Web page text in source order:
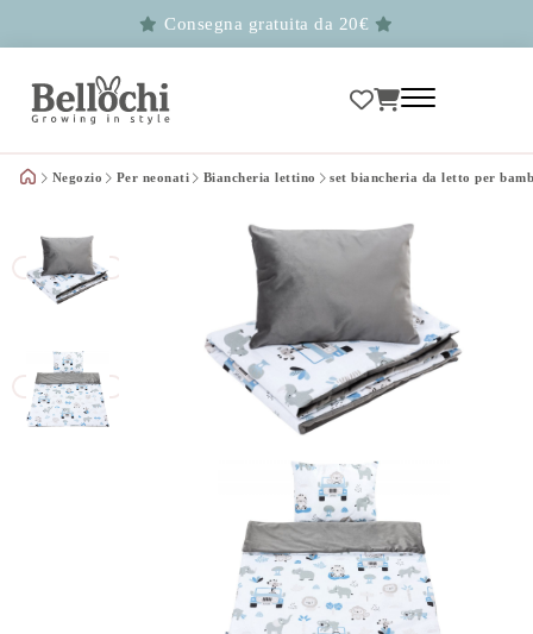
Consegna gratuita da 20€
Negozio Per neonati Biancheria lettino set biancheria da letto per